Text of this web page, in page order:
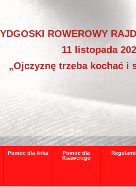
ROWEROWY
11 listopada
„Ojczyznę trzeba kochać i
Pomoc dla Arka
Pomoc dla
Ksawerego